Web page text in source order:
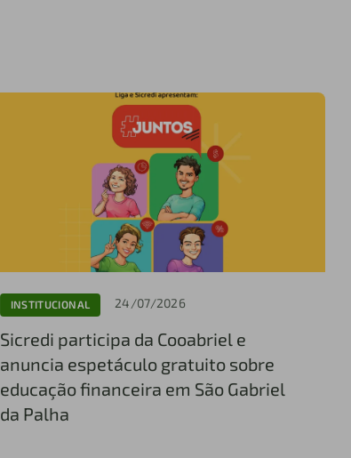
INSTITUCIONAL 24/07/2026
Sicredi participa da Cooabriel e
anuncia espetáculo gratuito sobre
educação financeira em São Gabriel
da Palha